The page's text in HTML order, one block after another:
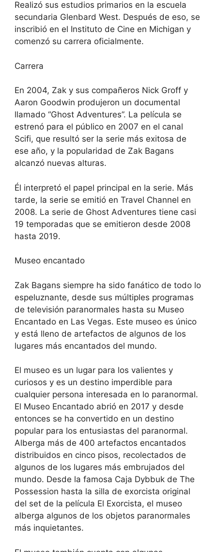
Realizó sus estudios primarios en la escuela
secundaria Glenbard West. Después de eso, se
inscribió en el Instituto de Cine en Michigan y
comenzó su carrera oficialmente.
Carrera
En 2004, Zak y sus compañeros Nick Groff y
Aaron Goodwin produjeron un documental
llamado “Ghost Adventures”. La película se
estrenó para el público en 2007 en el canal
Scifi, que resultó ser la serie más exitosa de
ese año, y la popularidad de Zak Bagans
alcanzó nuevas alturas.
Él interpretó el papel principal en la serie. Más
tarde, la serie se emitió en Travel Channel en
2008. La serie de Ghost Adventures tiene casi
19 temporadas que se emitieron desde 2008
hasta 2019.
Museo encantado
Zak Bagans siempre ha sido fanático de todo lo
espeluznante, desde sus múltiples programas
de televisión paranormales hasta su Museo
Encantado en Las Vegas. Este museo es único
y está lleno de artefactos de algunos de los
lugares más encantados del mundo.
El museo es un lugar para los valientes y
curiosos y es un destino imperdible para
cualquier persona interesada en lo paranormal.
El Museo Encantado abrió en 2017 y desde
entonces se ha convertido en un destino
popular para los entusiastas del paranormal.
Alberga más de 400 artefactos encantados
distribuidos en cinco pisos, recolectados de
algunos de los lugares más embrujados del
mundo. Desde la famosa Caja Dybbuk de The
Possession hasta la silla de exorcista original
del set de la película El Exorcista, el museo
alberga algunos de los objetos paranormales
más inquietantes.